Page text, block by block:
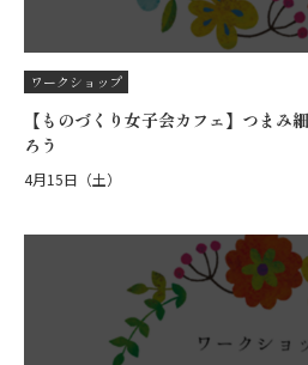
ワークショップ
【ものづくり女子会カフェ】つまみ
ろう
4月15日（土）